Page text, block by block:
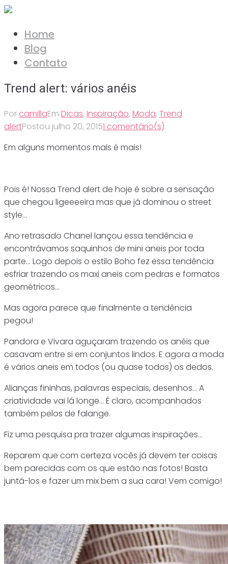
Ir
conteúdo
Home
Blog
Contato
Trend alert: vários anéis
Por camillaEm Dicas, Inspiração, Moda, Trend
alertPostou julho 20, 20151 comentário(s)
Em alguns momentos mais é mais!
Pois é! Nossa Trend alert de hoje é sobre a sensação
que chegou ligeeeeira mas que já dominou o street
style…
Ano retrasado Chanel lançou essa tendência e
encontrávamos saquinhos de mini aneis por toda
parte… Logo depois o estilo Boho fez essa tendência
esfriar trazendo os maxi aneis com pedras e formatos
geométricos…
Mas agora parece que finalmente a tendência
pegou!
Pandora e Vivara aguçaram trazendo os anéis que
casavam entre si em conjuntos lindos. E agora a moda
é vários aneis em todos (ou quase todos) os dedos.
Alianças fininhas, palavras especiais, desenhos… A
criatividade vai lá longe… É claro, acompanhados
também pelos de falange.
Fiz uma pesquisa pra trazer algumas inspirações…
Reparem que com certeza vocês já devem ter coisas
bem parecidas com os que estão nas fotos! Basta
juntá-los e fazer um mix bem a sua cara! Vem comigo!